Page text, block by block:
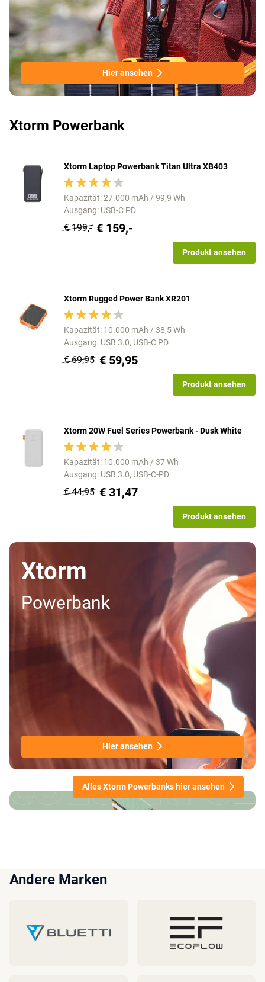
Hier ansehen
Xtorm Powerbank
Xtorm Laptop Powerbank Titan Ultra XB403
Kapazität: 27.000 mAh / 99,9 Wh
Ausgang: USB-C PD
€ 199,- € 159,-
Produkt ansehen
Xtorm Rugged Power Bank XR201
Kapazität: 10.000 mAh / 38,5 Wh
Ausgang: USB 3.0, USB-C PD
€ 69,95 € 59,95
Produkt ansehen
Xtorm 20W Fuel Series Powerbank - Dusk White
Kapazität: 10.000 mAh / 37 Wh
Ausgang: USB 3.0, USB-C-PD
€ 44,95 € 31,47
Produkt ansehen
Xtorm
Powerbank
Hier ansehen
Alles Xtorm Powerbanks hier ansehen
Andere Marken